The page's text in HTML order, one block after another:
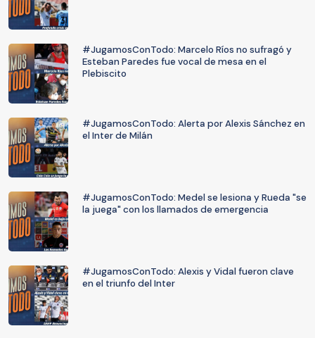
#JugamosConTodo: Marcelo Ríos no sufragó y
Esteban Paredes fue vocal de mesa en el
Plebiscito
#JugamosConTodo: Alerta por Alexis Sánchez en
el Inter de Milán
#JugamosConTodo: Medel se lesiona y Rueda "se
la juega" con los llamados de emergencia
#JugamosConTodo: Alexis y Vidal fueron clave
en el triunfo del Inter